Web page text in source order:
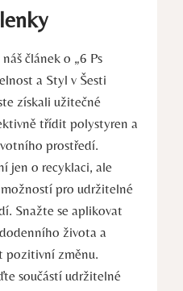
článek o „6 Ps
a Styl v Šesti
získali užitečné
třídit polystyren a
prostředí.
jen o recyklaci, ale
pro udržitelné
Snažte se aplikovat
života a
pozitivní změnu.
součástí udržitelné